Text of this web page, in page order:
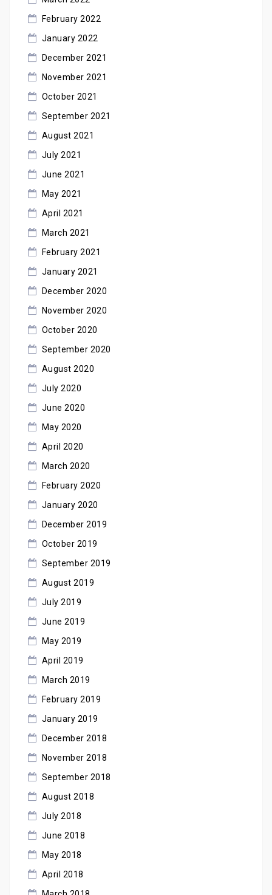
February 2022
January 2022
December 2021
November 2021
October 2021
September 2021
August 2021
July 2021
June 2021
May 2021
April 2021
March 2021
February 2021
January 2021
December 2020
November 2020
October 2020
September 2020
August 2020
July 2020
June 2020
May 2020
April 2020
March 2020
February 2020
January 2020
December 2019
October 2019
September 2019
August 2019
July 2019
June 2019
May 2019
April 2019
March 2019
February 2019
January 2019
December 2018
November 2018
September 2018
August 2018
July 2018
June 2018
May 2018
April 2018